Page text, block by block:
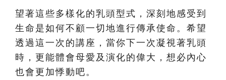
望著這些多樣化的乳頭型式，深刻地感受到
生命是如何不顧一切地進行傳承使命。希望
透過這一次的講座，當你下一次凝視著乳頭
時，更能體會母愛及演化的偉大，想必內心
也會更加悸動吧。